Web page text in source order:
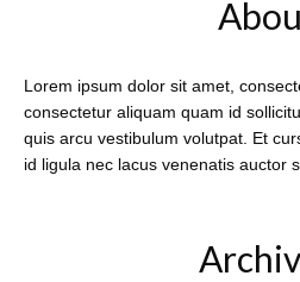
Lorem ipsum dolor sit amet,
consectetur aliquam quam id
quis arcu vestibulum volutpat. Et
id ligula nec lacus venenatis auctor